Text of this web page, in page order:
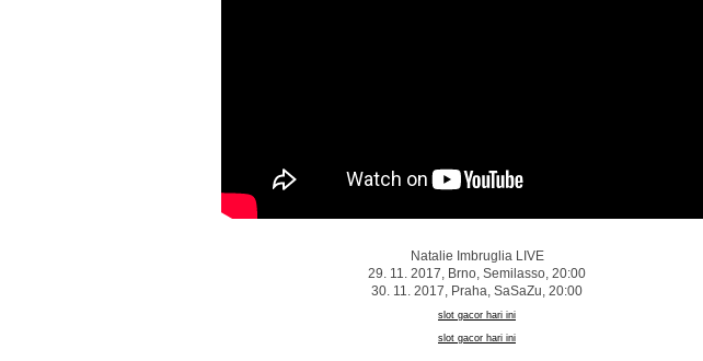
Natalie Imbruglia LIVE
29. 11. 2017, Brno, Semilasso, 20:00
30. 11. 2017, Praha, SaSaZu, 20:00
slot gacor hari ini
slot gacor hari ini